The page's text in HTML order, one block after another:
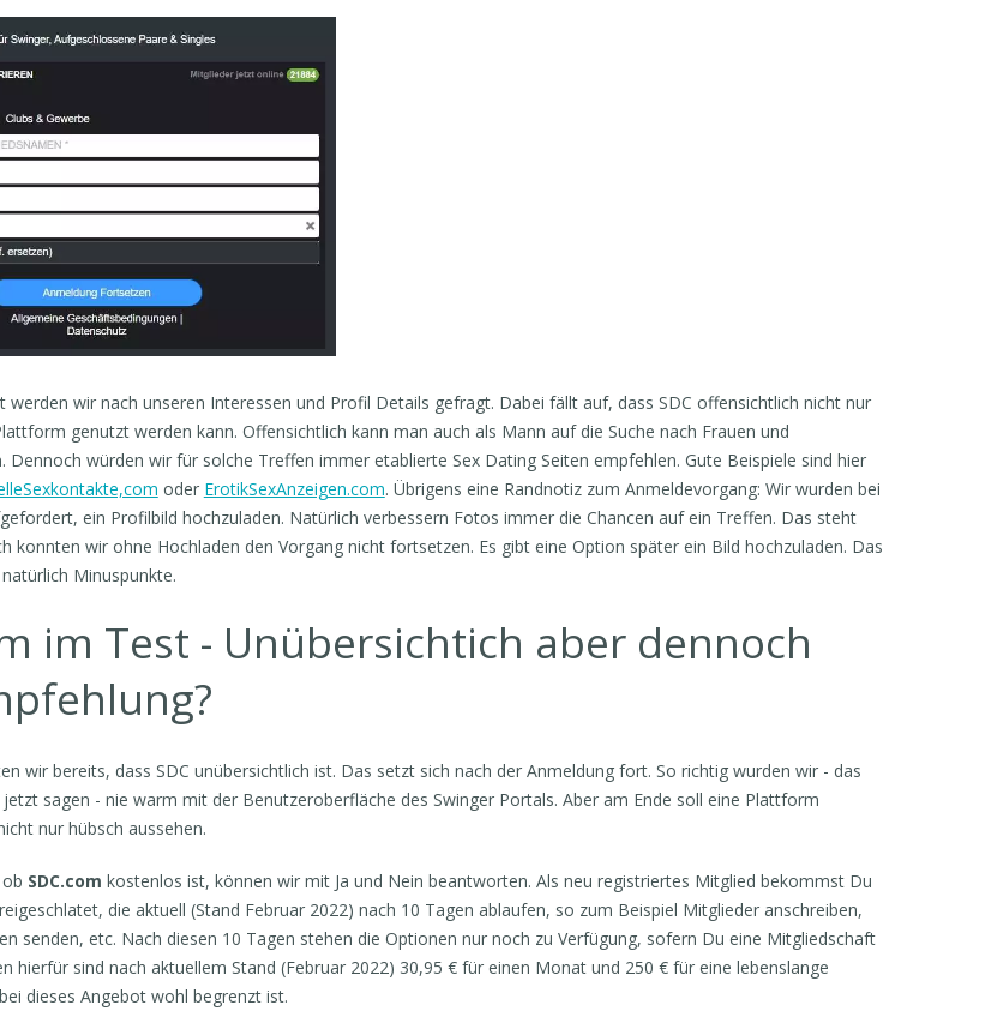
werden wir nach unseren Interessen und Profil Details gefragt. Dabei fällt auf, dass SDC offensichtlich nicht nur
genutzt werden kann. Offensichtlich kann man auch als Mann auf die Suche nach Frauen und
Dennoch würden wir für solche Treffen immer etablierte Sex Dating Seiten empfehlen. Gute Beispiele sind hier
oder ErotikSexAnzeigen.com. Übrigens eine Randnotiz zum Anmeldevorgang: Wir wurden bei
ein Profilbild hochzuladen. Natürlich verbessern Fotos immer die Chancen auf ein Treffen. Das steht
konnten wir ohne Hochladen den Vorgang nicht fortsetzen. Es gibt eine Option später ein Bild hochzuladen. Das
Minuspunkte.
im Test - Unübersichtich aber dennoch
wir bereits, dass SDC unübersichtlich ist. Das setzt sich nach der Anmeldung fort. So richtig wurden wir - das
sagen - nie warm mit der Benutzeroberfläche des Swinger Portals. Aber am Ende soll eine Plattform
nur hübsch aussehen.
SDC.com kostenlos ist, können wir mit Ja und Nein beantworten. Als neu registriertes Mitglied bekommst Du
die aktuell (Stand Februar 2022) nach 10 Tagen ablaufen, so zum Beispiel Mitglieder anschreiben,
senden, etc. Nach diesen 10 Tagen stehen die Optionen nur noch zu Verfügung, sofern Du eine Mitgliedschaft
hierfür sind nach aktuellem Stand (Februar 2022) 30,95 € für einen Monat und 250 € für eine lebenslange
dieses Angebot wohl begrenzt ist.